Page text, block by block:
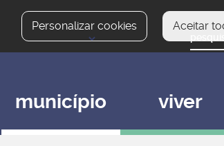
Personalizar cookies Aceitar
município viver